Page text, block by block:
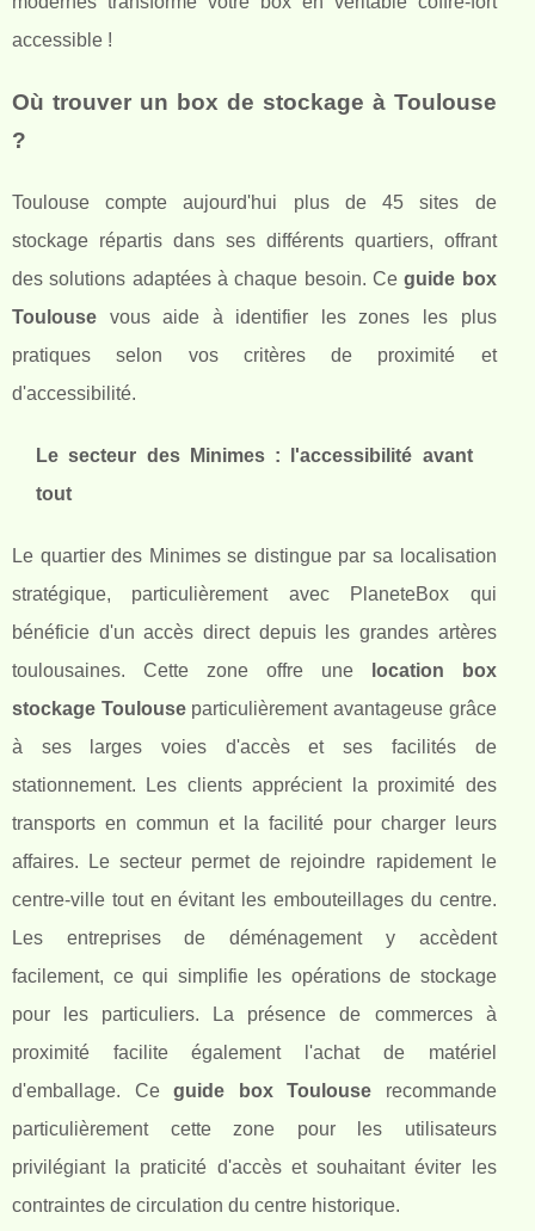
accessible !
Où trouver un box de stockage à Toulouse
?
Toulouse compte aujourd'hui plus de 45 sites de
stockage répartis dans ses différents quartiers, offrant
des solutions adaptées à chaque besoin. Ceguide box
Toulouse vous aide à identifier les zones les plus
pratiques selon vos critères de proximité et
d'accessibilité.
Le secteur des Minimes : l'accessibilité avant
tout
Le quartier des Minimes se distingue par sa localisation
stratégique, particulièrement avec PlaneteBox qui
bénéficie d'un accès direct depuis les grandes artères
toulousaines. Cette zone offre une
location box
stockage Toulouseparticulièrement avantageuse grâce
à ses larges voies d'accès et ses facilités de
stationnement. Les clients apprécient la proximité des
transports en commun et la facilité pour charger leurs
affaires. Le secteur permet de rejoindre rapidement le
centre-ville tout en évitant les embouteillages du centre.
Les entreprises de déménagement y accèdent
facilement, ce qui simplifie les opérations de stockage
pour les particuliers. La présence de commerces à
proximité facilite également l'achat de matériel
d'emballage. Ceguide box Toulouse recommande
particulièrement cette zone pour les utilisateurs
privilégiant la praticité d'accès et souhaitant éviter les
contraintes de circulation du centre historique.